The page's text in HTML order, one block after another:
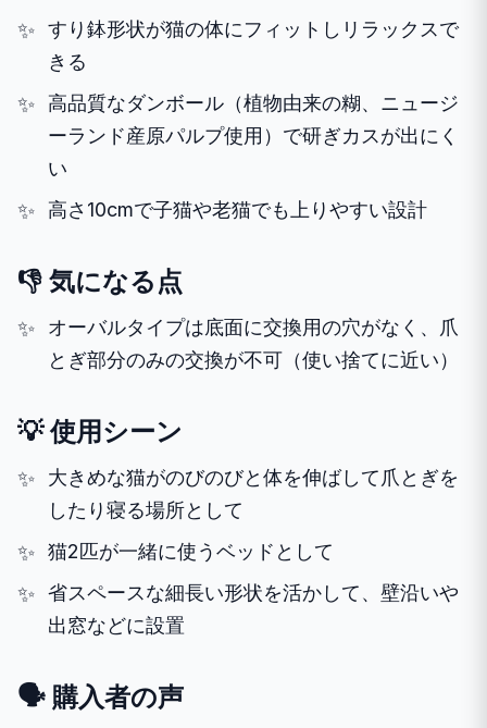
すり鉢形状が猫の体にフィットしリラックスで
きる
高品質なダンボール（植物由来の糊、ニュージ
ーランド産原パルプ使用）で研ぎカスが出にく
い
高さ10cmで子猫や老猫でも上りやすい設計
👎 気になる点
オーバルタイプは底面に交換用の穴がなく、爪
とぎ部分のみの交換が不可（使い捨てに近い）
💡 使用シーン
大きめな猫がのびのびと体を伸ばして爪とぎを
したり寝る場所として
猫2匹が一緒に使うベッドとして
省スペースな細長い形状を活かして、壁沿いや
出窓などに設置
🗣️ 購入者の声